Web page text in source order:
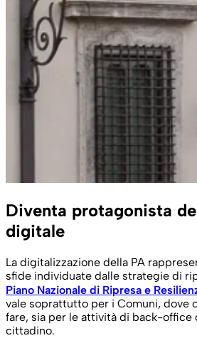
Diventa protagonista
digitale
La digitalizzazione della PA
sfide individuate dalle strategie di
Piano Nazionale di Ripresa e
vale soprattutto per i Comuni, dove
fare, sia per le attività di back-office
cittadino.